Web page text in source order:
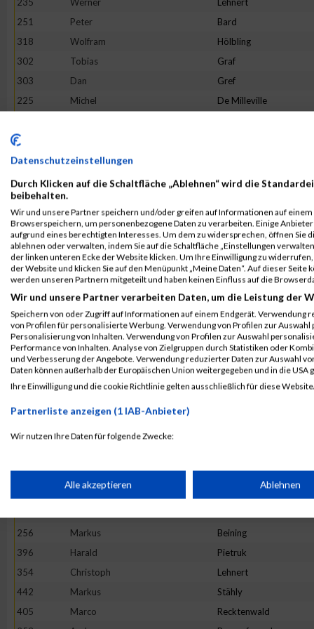
251
Peter Bard
318
Wolfram Hölbling
302
Tobias Graf
303
Dan Gref
225
Michel De Milleville
223
228
Volkmar
446
Andreas Thomaser
239
264
Sebastian Börner
371
Andreas Matheis
431
Eckart Schwartz
293
Anastasios Georgopoulos
234
Jörg Krämer
399
Sebastian Pistorius
447
Tobias Tobae
330
Zoltan Kirchen
404
Michael Puhl
283
Manfred
344
Tim
418
Joachim Scherer
256
Markus Beining
396
Harald Pietruk
354
Christoph Lehnert
442
Markus Stähly
405
Marco Recktenwald
Datenschutzeinstellungen
Durch Klicken auf die Schaltfläche „Ablehnen“ wird die
beibehalten.
Wir und unsere Partner speichern und/oder greifen auf Informationen auf einem
Browserspeichern, um personenbezogene Daten zu verarbeiten. Einige
aufgrund eines berechtigten Interesses. Um dem zu widersprechen, öffnen Sie
ablehnen oder verwalten, indem Sie auf die Schaltfläche „Einstellungen
der linken unteren Ecke der Website klicken. Um Ihre Einwilligung zu
der Website und klicken Sie auf den Menüpunkt „Meine Daten“. Auf dieser
werden unseren Partnern mitgeteilt und haben keinen Einfluss auf die
Wir und unsere Partner verarbeiten Daten, um die Leistung der
Speichern von oder Zugriff auf Informationen auf einem Endgerät. Verwendung
von Profilen für personalisierte Werbung. Verwendung von Profilen zur
Personalisierung von Inhalten. Verwendung von Profilen zur Auswahl
Performance von Inhalten. Analyse von Zielgruppen durch Statistiken oder
und Verbesserung der Angebote. Verwendung reduzierter Daten zur Auswahl
Daten können außerhalb der Europäischen Union weitergegeben und in die USA
Ihre Einwilligung und die cookie Richtlinie gelten ausschließlich für diese
Partnerliste anzeigen (1 IAB-Anbieter)
Wir nutzen Ihre Daten für folgende Zwecke:
Speichern von oder Zugriff auf Informationen auf einem
Erstellung von Profilen für personalisierte Werbung
Verwendung von Profilen zur Auswahl personalisierter Werbung
Alle akzeptieren Ablehnen